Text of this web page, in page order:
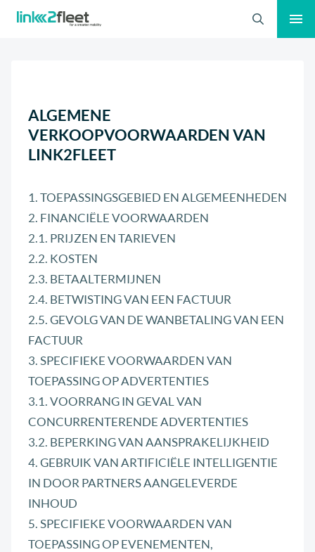
Zoeken
ALGEMENE
VERKOOPVOORWAARDEN VAN
LINK2FLEET
1. TOEPASSINGSGEBIED EN ALGEMEENHEDEN
2. FINANCIËLE VOORWAARDEN
2.1. PRIJZEN EN TARIEVEN
2.2. KOSTEN
2.3. BETAALTERMIJNEN
2.4. BETWISTING VAN EEN FACTUUR
2.5. GEVOLG VAN DE WANBETALING VAN EEN
FACTUUR
3. SPECIFIEKE VOORWAARDEN VAN
TOEPASSING OP ADVERTENTIES
3.1. VOORRANG IN GEVAL VAN
CONCURRENTERENDE ADVERTENTIES
3.2. BEPERKING VAN AANSPRAKELIJKHEID
4. GEBRUIK VAN ARTIFICIËLE INTELLIGENTIE
IN DOOR PARTNERS AANGELEVERDE
INHOUD
5. SPECIFIEKE VOORWAARDEN VAN
TOEPASSING OP EVENEMENTEN,